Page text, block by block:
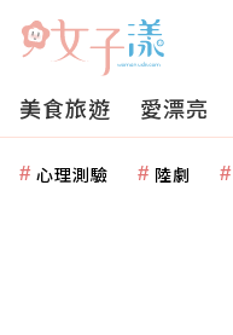
美食旅遊 愛漂亮
心理測驗 陸劇